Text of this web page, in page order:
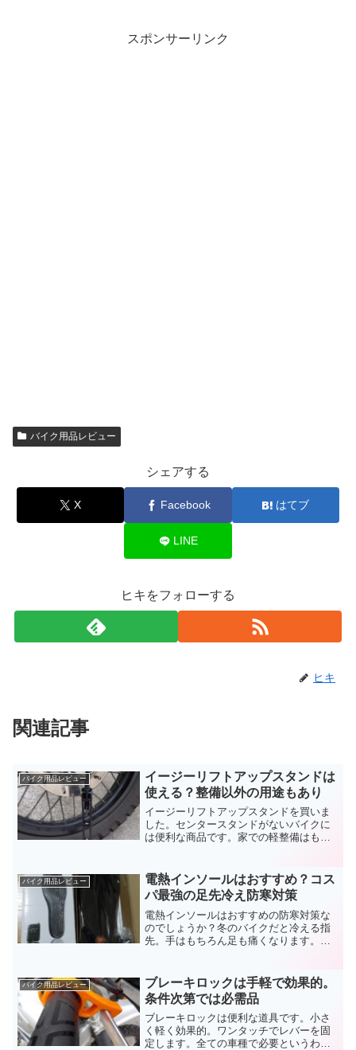
スポンサーリンク
バイク用品レビュー
シェアする
X Facebook はてブ
LINE
ヒキをフォローする
ヒキ
関連記事
バイク用品レビュー
イージーリフトアップスタンドは
使える？整備以外の用途もあり
イージーリフトアップスタンドを買いま
した。センタースタンドがないバイクに
は便利な商品です。家での軽整備はもち
チェーンオイルとセットで持てば、出先
でもメンテナンスができますよ
バイク用品レビュー
電熱インソールはおすすめ？コス
パ最強の足先冷え防寒対策
電熱インソールはおすすめの防寒対策な
のでしょうか？冬のバイクだと冷える指
先。手はもちろん足も痛くなります。厚
ません。有線式なら安価でコスパ最高。
電熱インソールはおすすめですよ。
バイク用品レビュー
ブレーキロックは手軽で効果的。
条件次第では必需品
ブレーキロックは便利な道具です。小さ
く軽く効果的。ワンタッチでレバーを固
定します。全ての車種で必要というわけ